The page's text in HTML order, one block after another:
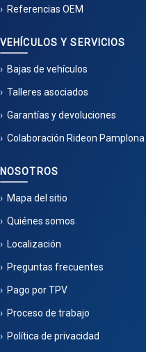
Referencias OEM
VEHÍCULOS Y SERVICIOS
Bajas de vehículos
Talleres asociados
Garantías y devoluciones
Colaboración Rideon Pamplona
NOSOTROS
Mapa del sitio
Quiénes somos
Localización
Preguntas frecuentes
Pago por TPV
Proceso de trabajo
Política de privacidad